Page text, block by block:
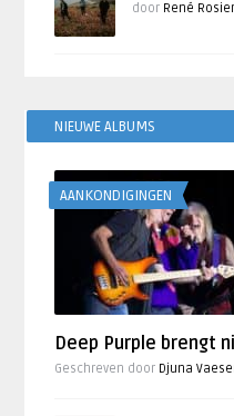
door René
NIEUWE ALBUMS
AANKONDIGINGEN
Deep Purple brengt
Geschreven door Djuna